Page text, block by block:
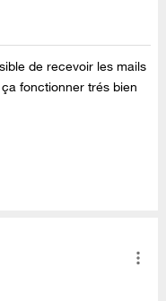
de recevoir les mails
fonctionner trés bien